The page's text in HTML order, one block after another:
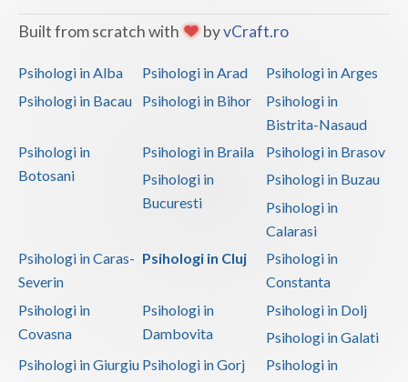
Built from scratch with byvCraft.ro
Psihologi in Alba Psihologi in Arad
Psihologi in Arges
Psihologi in Bacau
Psihologi in Bihor
Psihologi in
Bistrita-Nasaud
Psihologi in
Botosani
Psihologi in Braila
Psihologi in Brasov
Psihologi in
Bucuresti
Psihologi in Buzau
Psihologi in
Calarasi
Psihologi in Caras-
Severin
Psihologi in Cluj
Psihologi in
Constanta
Psihologi in
Covasna
Psihologi in
Dambovita
Psihologi in Dolj
Psihologi in Galati
Psihologi in Giurgiu Psihologi in Gorj
Psihologi in